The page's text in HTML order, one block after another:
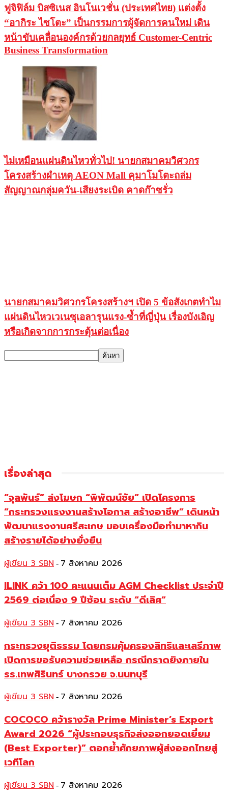
ฟูจิฟิล์ม บิสซิเนส อินโนเวชั่น (ประเทศไทย) แต่งตั้ง
“อากิระ ไซโตะ” เป็นกรรมการผู้จัดการคนใหม่ เดิน
หน้าขับเคลื่อนองค์กรด้วยกลยุทธ์ Customer-Centric
Business Transformation
ไม่เหมือนแผ่นดินไหวทั่วไป! นายกสมาคมวิศวกร
โครงสร้างผำเหตุ AEON Mall คุมาโมโตะถล่ม
สัญญาณกลุ่มควัน-เสียงระเบิด คาดก๊าซรั่ว
นายกสมาคมวิศวกรโครงสร้างฯ เปิด 5 ข้อสังเกตทำไม
แผ่นดินไหวเวเนซุเอลารุนแรง-ซ้ำที่ญี่ปุ่น เรื่องบังเอิญ
หรือเกิดจากการกระตุ้นต่อเนื่อง
เรื่องล่าสุด
“จุลพันธ์” ส่งโฆษก “พิพัฒน์ชัย” เปิดโครงการ
“กระทรวงแรงงานสร้างโอกาส สร้างอาชีพ” เดินหน้า
พัฒนาแรงงานศรีสะเกษ มอบเครื่องมือทำมาหากิน
สร้างรายได้อย่างยั่งยืน
ผู้เขียน 3 SBN - 7 สิงหาคม 2026
ILINK คว้า 100 คะแนนเต็ม AGM Checklist ประจำปี
2569 ต่อเนื่อง 9 ปีซ้อน ระดับ “ดีเลิศ”
ผู้เขียน 3 SBN - 7 สิงหาคม 2026
กระทรวงยุติธรรม โดยกรมคุ้มครองสิทธิและเสรีภาพ
เปิดการขอรับความช่วยเหลือ กรณีกราดยิงภายใน
รร.เทพศิรินทร์ บางกรวย จ.นนทบุรี
ผู้เขียน 3 SBN - 7 สิงหาคม 2026
COCOCO คว้ารางวัล Prime Minister’s Export
Award 2026 “ผู้ประกอบธุรกิจส่งออกยอดเยี่ยม
(Best Exporter)” ตอกย้ำศักยภาพผู้ส่งออกไทยสู่
เวทีโลก
ผู้เขียน 3 SBN - 7 สิงหาคม 2026